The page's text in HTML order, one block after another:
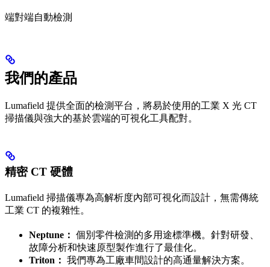
端對端自動檢測
我們的產品
Lumafield 提供全面的檢測平台，將易於使用的工業 X 光 CT
掃描儀與強大的基於雲端的可視化工具配對。
精密 CT 硬體
Lumafield 掃描儀專為高解析度內部可視化而設計，無需傳統
工業 CT 的複雜性。
Neptune： 個別零件檢測的多用途標準機。針對研發、
故障分析和快速原型製作進行了最佳化。
Triton： 我們專為工廠車間設計的高通量解決方案。